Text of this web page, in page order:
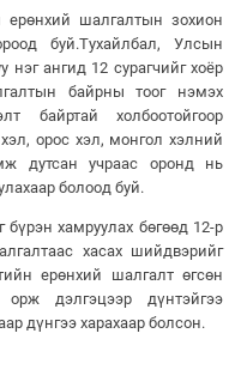
ерөнхий шалгалтын зохион
буй.Тухайлбал, Улсын
ангид 12 сурагчийг хоёр
байрны тоог нэмэх
байртай холбоотойгоор
орос хэл, монгол хэлний
дутсан учраас оронд нь
болоод буй.
хамруулах бөгөөд 12-р
хасах шийдвэрийг
ерөнхий шалгалт өгсөн
дэлгэцээр дүнтэйгээ
дүнгээ харахаар болсон.